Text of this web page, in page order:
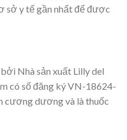
sở y tế gần nhất để được
Nhà sản xuất Lilly del
có số đăng ký VN-18624-
cương dương và là thuốc